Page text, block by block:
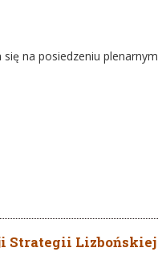
się na posiedzeniu
Strategii Lizbońskiej